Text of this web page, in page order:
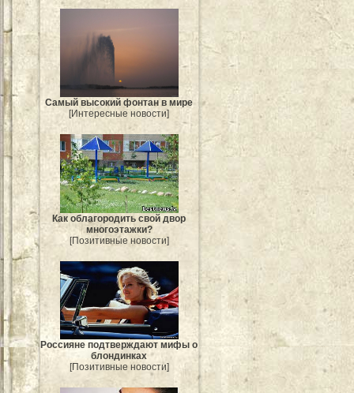
Самый высокий фонтан в мире
[Интересные новости]
Как облагородить свой двор
многоэтажки?
[Позитивные новости]
Россияне подтверждают мифы о
блондинках
[Позитивные новости]